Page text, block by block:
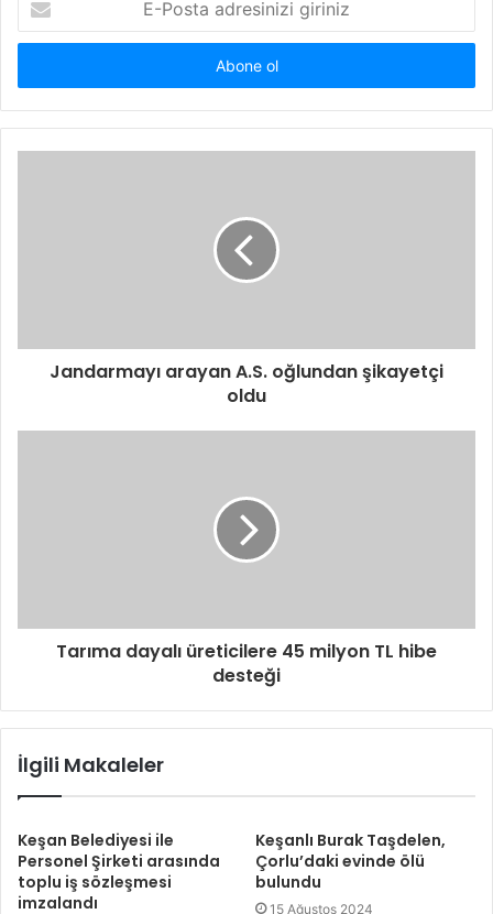
Posta
adresinizi
Jandarmayı arayan A.S. oğlundan şikayetçi
oldu
Tarıma dayalı üreticilere 45 milyon TL hibe
desteği
İlgili Makaleler
Keşan Belediyesi ile
Personel Şirketi arasında
toplu iş sözleşmesi
imzalandı
Keşanlı Burak Taşdelen,
Çorlu’daki evinde ölü
bulundu
15 Ağustos 2024